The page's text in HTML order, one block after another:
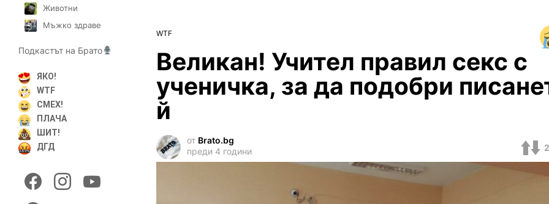
WTF
Великан! Учител правил секс с
ученичка, за да подобри
й
от Brato.bg
преди 4 години
2
Животни
Мъжко здраве
Подкастът на Брато
ЯКО!
WTF
СМЕХ!
ПЛАЧА
ШИТ!
ДГД